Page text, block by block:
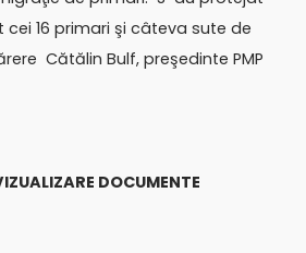
16 primari şi câteva sute de
Cătălin Bulf, preşedinte PMP
DOCUMENTE